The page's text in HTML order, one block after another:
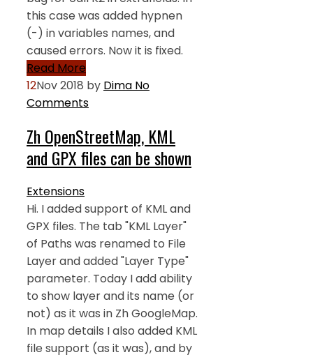
this case was added hypnen
(-) in variables names, and
caused errors. Now it is fixed.
Read More
12Nov 2018 by Dima No
Comments
Zh OpenStreetMap, KML
and GPX files can be shown
Extensions
Hi. I added support of KML and
GPX files. The tab "KML Layer"
of Paths was renamed to File
Layer and added "Layer Type"
parameter. Today I add ability
to show layer and its name (or
not) as it was in Zh GoogleMap.
In map details I also added KML
file support (as it was), and by